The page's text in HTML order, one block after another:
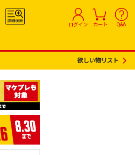
ログイン カート Q&A
欲しい物リスト